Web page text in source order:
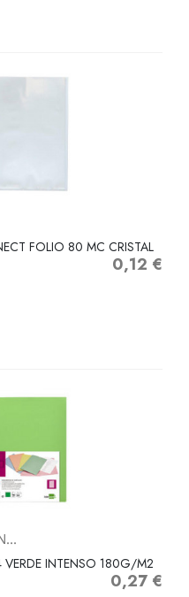
FOLIO 80 MC CRISTAL
Precio
0,12 €
VERDE INTENSO 180G/M2
Precio
0,27 €